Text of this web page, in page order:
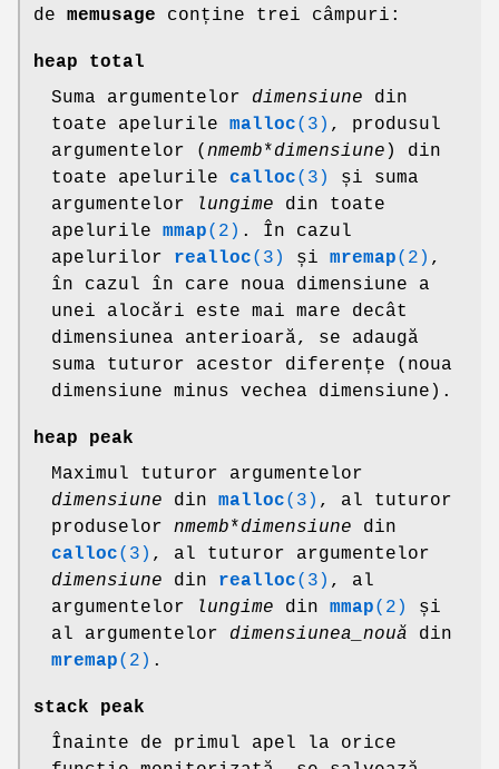
de memusage conține trei câmpuri:
heap total
Suma argumentelor dimensiune din
toate apelurile malloc(3) , produsul
argumentelor ( nmemb*dimensiune ) din
toate apelurile calloc(3)
și suma
argumentelor
lungime din toate
apelurile mmap(2) . În cazul
apelurilor realloc(3) și mremap(2) ,
în cazul în care noua dimensiune a
unei alocări este mai mare decât
dimensiunea anterioară, se adaugă
suma tuturor acestor diferențe (noua
dimensiune minus vechea dimensiune).
heap peak
Maximul tuturor argumentelor
dimensiune din malloc(3) , al tuturor
produselor nmemb*dimensiune din
calloc(3) , al tuturor argumentelor
dimensiune din realloc(3) , al
argumentelor
lungime din mmap(2)
și
al argumentelor dimensiunea_nouă din
mremap(2) .
stack peak
Înainte de primul apel la orice